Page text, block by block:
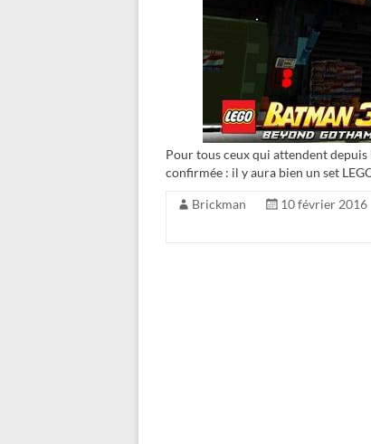
Pour tous ceux qui attendent depuis
confirmée : il y aura bien un set
Brickman 10 février 2016